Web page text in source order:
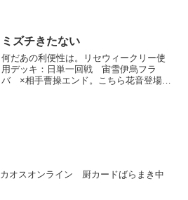
ミズチきたない
何だあの利便性は。リセウィークリー使
用デッキ：日単一回戦 宙雪伊烏フラ
バ ×相手曹操エンド。こちら花音登場対
カオスオンライン 厨カードばらまき中